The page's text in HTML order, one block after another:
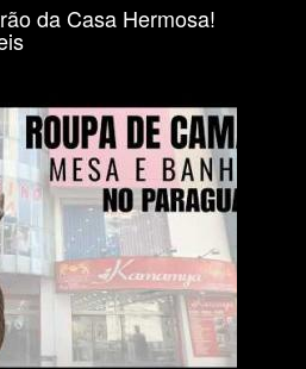
da Casa Hermosa!